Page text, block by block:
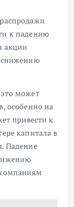
к падению
акции
снижению
может
особенно на
привести к
капитала в
Падение